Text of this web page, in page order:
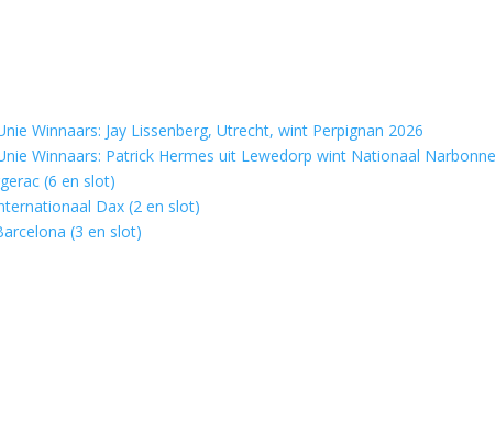
Winnaars: Jay Lissenberg, Utrecht, wint Perpignan 2026
Winnaars: Patrick Hermes uit Lewedorp wint Nationaal Narbonne
(6 en slot)
Dax (2 en slot)
(3 en slot)